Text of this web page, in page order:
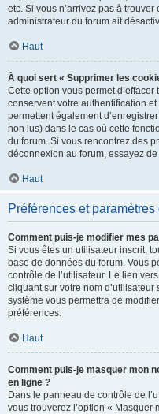
etc. Si vous n’arrivez pas à
administrateur du forum ait
Haut
À quoi sert « Supprimer les
Cette option vous permet
conservent votre authentification
permettent également
non lus) dans le cas où cette
du forum. Si vous rencontrez des
déconnexion au forum, essayez
Haut
Préférences et
Comment puis-je modifier mes
Si vous êtes un utilisateur inscrit,
base de données du forum. Vous
contrôle de l’utilisateur. Le lien
cliquant sur votre nom
système vous permettra de
préférences.
Haut
Comment puis-je masquer mon
en ligne ?
Dans le panneau de contrôle de
vous trouverez l’option « Masquer